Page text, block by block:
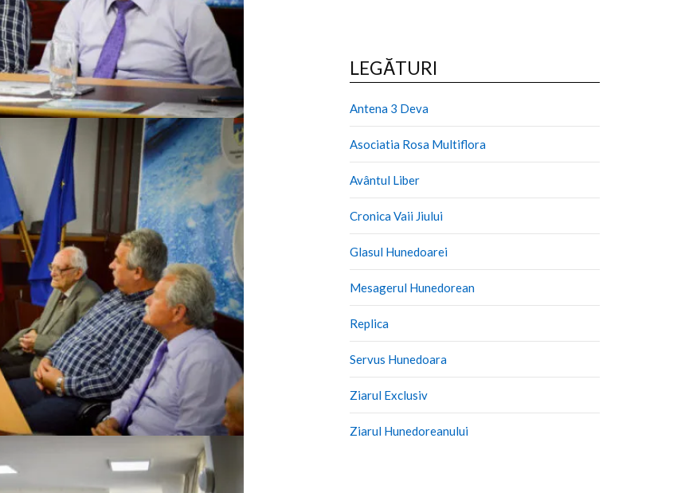
LEGĂTURI
Antena 3 Deva
Asociatia Rosa Multiflora
Avântul Liber
Cronica Vaii Jiului
Glasul Hunedoarei
Mesagerul Hunedorean
Replica
Servus Hunedoara
Ziarul Exclusiv
Ziarul Hunedoreanului